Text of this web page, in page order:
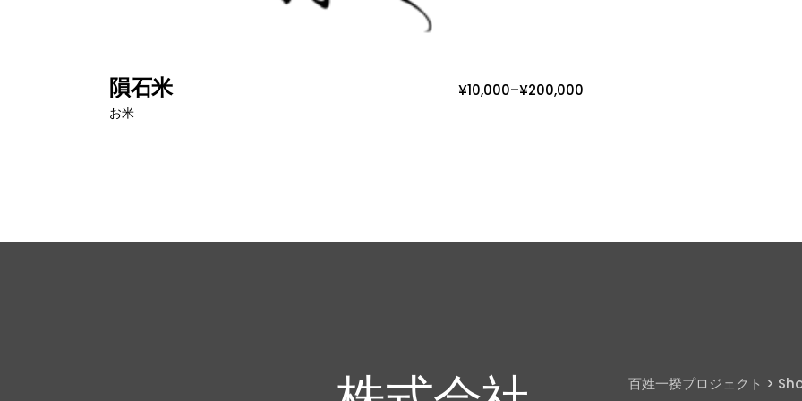
隕石米 ¥10,000–¥200,000
お米
百姓一揆プロジェクト >